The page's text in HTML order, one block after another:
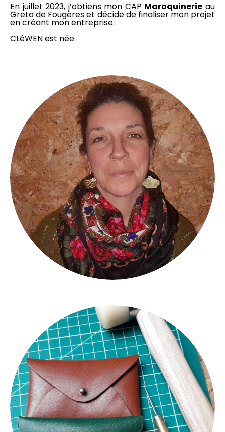
En juillet 2023, j’obtiens mon CAP Maroquinerie au
Greta de Fougères et décide de finaliser mon projet
en créant mon entreprise.
CLéWEN est née.